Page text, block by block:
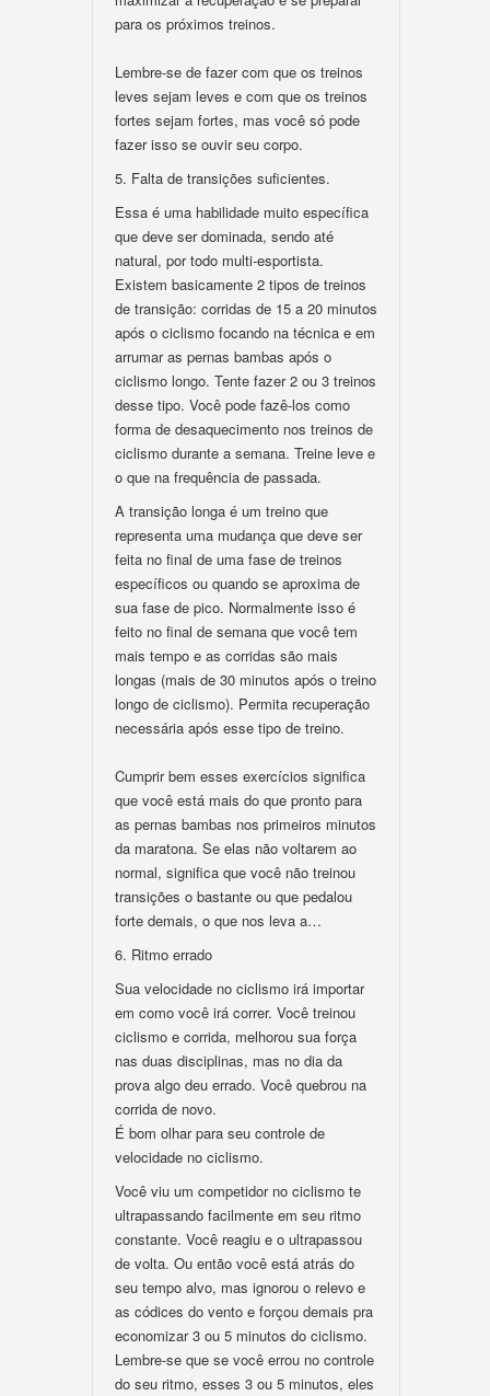
para os próximos treinos.
Lembre-se de fazer com que os treinos
leves sejam leves e com que os treinos
fortes sejam fortes, mas você só pode
fazer isso se ouvir seu corpo.
5. Falta de transições suficientes.
Essa é uma habilidade muito específica
que deve ser dominada, sendo até
natural, por todo multi-esportista.
Existem basicamente 2 tipos de treinos
de transição: corridas de 15 a 20 minutos
após o ciclismo focando na técnica e em
arrumar as pernas bambas após o
ciclismo longo. Tente fazer 2 ou 3 treinos
desse tipo. Você pode fazê-los como
forma de desaquecimento nos treinos de
ciclismo durante a semana. Treine leve e
o que na frequência de passada.
A transição longa é um treino que
representa uma mudança que deve ser
feita no final de uma fase de treinos
específicos ou quando se aproxima de
sua fase de pico. Normalmente isso é
feito no final de semana que você tem
mais tempo e as corridas são mais
longas (mais de 30 minutos após o treino
longo de ciclismo). Permita recuperação
necessária após esse tipo de treino.
Cumprir bem esses exercícios significa
que você está mais do que pronto para
as pernas bambas nos primeiros minutos
da maratona. Se elas não voltarem ao
normal, significa que você não treinou
transições o bastante ou que pedalou
forte demais, o que nos leva a…
6. Ritmo errado
Sua velocidade no ciclismo irá importar
em como você irá correr. Você treinou
ciclismo e corrida, melhorou sua força
nas duas disciplinas, mas no dia da
prova algo deu errado. Você quebrou na
corrida de novo.
É bom olhar para seu controle de
velocidade no ciclismo.
Você viu um competidor no ciclismo te
ultrapassando facilmente em seu ritmo
constante. Você reagiu e o ultrapassou
de volta. Ou então você está atrás do
seu tempo alvo, mas ignorou o relevo e
as códices do vento e forçou demais pra
economizar 3 ou 5 minutos do ciclismo.
Lembre-se que se você errou no controle
do seu ritmo, esses 3 ou 5 minutos, eles